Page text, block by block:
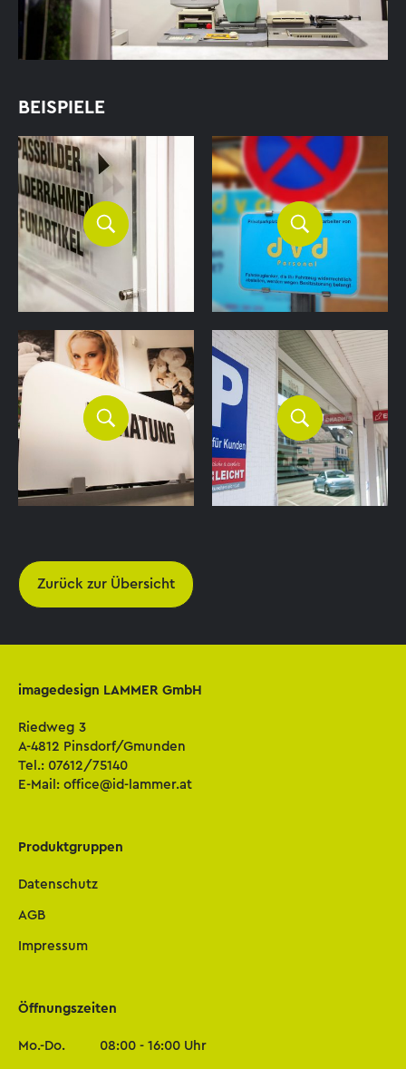
BEISPIELE
Zurück zur Übersicht
imagedesign LAMMER GmbH
Riedweg 3
A-4812 Pinsdorf/Gmunden
Tel.: 07612/75140
E-Mail:office@id-lammer.at
Produktgruppen
Datenschutz
AGB
Impressum
Öffnungszeiten
Mo.-Do.
08:00 - 16:00 Uhr